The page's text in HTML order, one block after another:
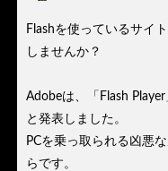
Flashを使っているサイ
しませんか？
Adobeは、「Flash
と発表しました。
PCを乗っ取られる凶悪
らです。